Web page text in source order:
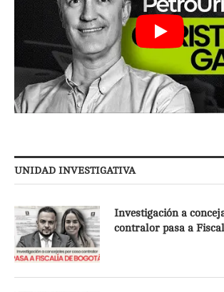
UNIDAD INVESTIGATIVA
Investigación a
contralor pasa a